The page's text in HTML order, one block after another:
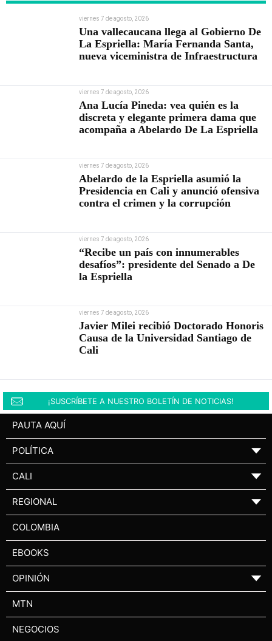
viernes 7 de agosto, 2026
Una vallecaucana llega al Gobierno De
La Espriella: María Fernanda Santa,
nueva viceministra de Infraestructura
viernes 7 de agosto, 2026
Ana Lucía Pineda: vea quién es la
discreta y elegante primera dama que
acompaña a Abelardo De La Espriella
viernes 7 de agosto, 2026
Abelardo de la Espriella asumió la
Presidencia en Cali y anunció ofensiva
contra el crimen y la corrupción
viernes 7 de agosto, 2026
“Recibe un país con innumerables
desafíos”: presidente del Senado a De
la Espriella
viernes 7 de agosto, 2026
Javier Milei recibió Doctorado Honoris
Causa de la Universidad Santiago de
Cali
¡SUSCRÍBETE A NUESTRO BOLETÍN DE NOTICIAS!
PAUTA AQUÍ
POLÍTICA ▼
CALI ▼
REGIONAL ▼
COLOMBIA
EBOOKS
OPINIÓN ▼
MTN
NEGOCIOS